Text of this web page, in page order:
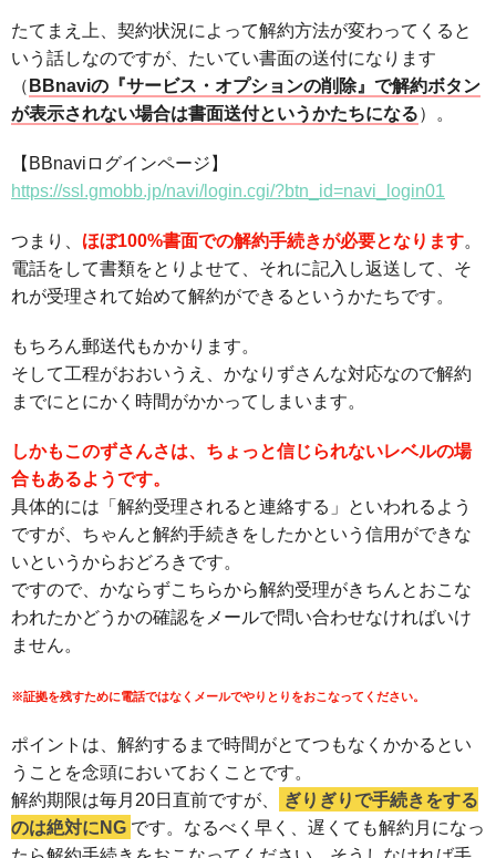
たてまえ上、契約状況によって解約方法が変わってくると
いう話しなのですが、たいてい書面の送付になります
（ BBnaviの『サービス・オプションの削除』で解約ボタン
が表示されない場合は書面送付というかたちになる）。
【BBnaviログインページ】
https://ssl.gmobb.jp/navi/login.cgi/?btn_id=navi_login01
つまり、 ほぼ100%書面での解約手続きが必要となります。
電話をして書類をとりよせて、それに記入し返送して、そ
れが受理されて始めて解約ができるというかたちです。
もちろん郵送代もかかります。
そして工程がおおいうえ、かなりずさんな対応なので解約
までにとにかく時間がかかってしまいます。
しかもこのずさんさは、ちょっと信じられないレベルの場
合もあるようです。
具体的には「解約受理されると連絡する」といわれるよう
ですが、ちゃんと解約手続きをしたかという信用ができな
いというからおどろきです。
ですので、かならずこちらから解約受理がきちんとおこな
われたかどうかの確認をメールで問い合わせなければいけ
ません。
※証拠を残すために電話ではなくメールでやりとりをおこなってください。
ポイントは、解約するまで時間がとてつもなくかかるとい
うことを念頭においておくことです。
解約期限は毎月20日直前ですが、
ぎりぎりで手続きをする
のは絶対にNG です。なるべく早く、遅くても解約月になっ